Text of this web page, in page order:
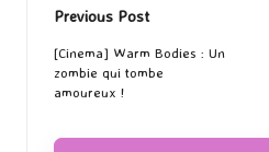
Post
navigation
Previous Post
[Cinema] Warm Bodies : Un
zombie qui tombe
amoureux !